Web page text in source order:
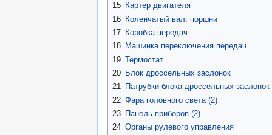
15 Картер двигателя
16 Коленчатый вал, поршни
17 Коробка передач
18 Машинка переключения передач
19 Термостат
20 Блок дроссельных заслонок
21 Патрубки блока дроссельных заслонок
22 Фара головного света (2)
23 Панель приборов (2)
24 Органы рулевого управления